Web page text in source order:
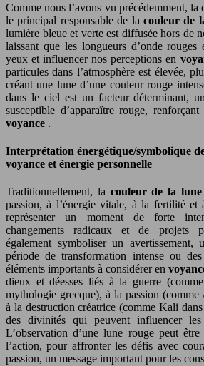
Comme nous l’avons vu précédemment,
le principal responsable de la couleur de
lumière bleue et verte est diffusée hors de
laissant que les longueurs d’onde rouges
yeux et influencer nos perceptions en
particules dans l’atmosphère est élevée,
créant une lune d’une couleur rouge
dans le ciel est un facteur déterminant,
susceptible d’apparaître rouge,
voyance .
Interprétation énergétique/symbolique
voyance et énergie personnelle
Traditionnellement, la couleur de la lune
passion, à l’énergie vitale, à la fertilité
représenter un moment de forte
changements radicaux et de projets
également symboliser un avertissement,
période de transformation intense ou
éléments importants à considérer en
dieux et déesses liés à la guerre
mythologie grecque), à la passion
à la destruction créatrice (comme Kali
des divinités qui peuvent influencer
L’observation d’une lune rouge peut
l’action, pour affronter les défis avec
passion, un message important pour les